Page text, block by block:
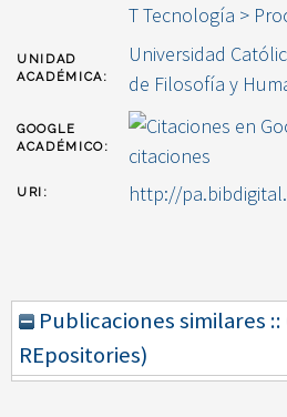
T Tecnología >
UNIDAD
ACADÉMICA:
Universidad
de Filosofía y
GOOGLE
ACADÉMICO:
citaciones
URI: http://
Publicaciones similares ::
REpositories)